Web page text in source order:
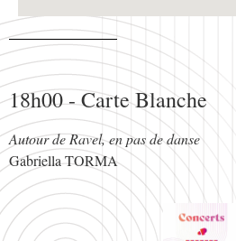
18h00 - Carte Blanche
Autour de Ravel, en pas de danse
Gabriella TORMA